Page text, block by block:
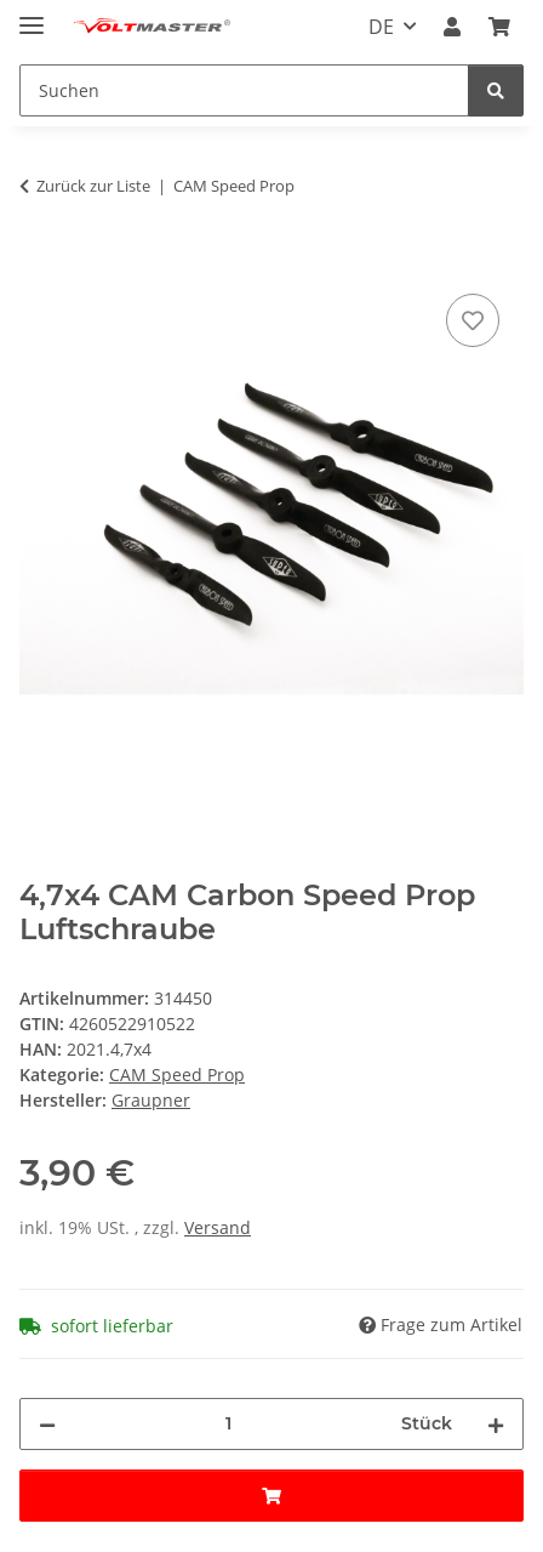
DE
Zurück zur Liste CAM Speed Prop
4,7x4 CAM Carbon Speed Prop
Luftschraube
Artikelnummer: 314450
GTIN: 4260522910522
HAN: 2021.4,7x4
Kategorie: CAM Speed Prop
Hersteller: Graupner
3,90 €
inkl. 19% USt. , zzgl. Versand
sofort lieferbar Frage zum Artikel
Stück